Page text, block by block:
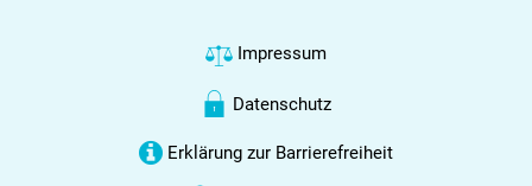
Impressum
Datenschutz
Erklärung zur Barrierefreiheit